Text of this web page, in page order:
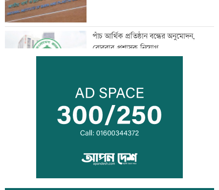
পাঁচ আর্থিক প্রতিষ্ঠান বন্ধের অনুমোদন,
রোববার প্রশাসক নিয়োগ
ঢাকা-ময়মনসিংহ রেল যোগাযোগ স্বাভাবিক
সিঙ্গাপুর থেকে এক কার্গো এলএনজি কিনবে
সরকার